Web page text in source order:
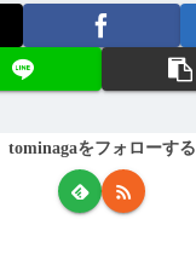
tominagaをフォローする